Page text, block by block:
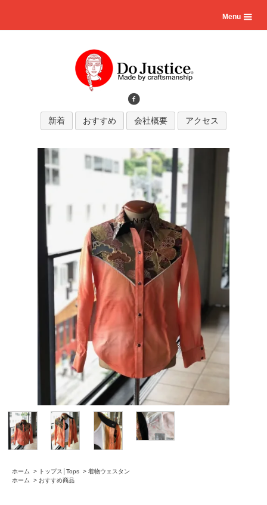
Menu
新着 おすすめ 会社概要 アクセス
ホーム > トップス│Tops > 着物ウェスタン
ホーム
> おすすめ商品